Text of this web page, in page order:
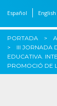
Español English
PORTADA
III JORNADA
EDUCATIVA.
PROMOCIÓ DE